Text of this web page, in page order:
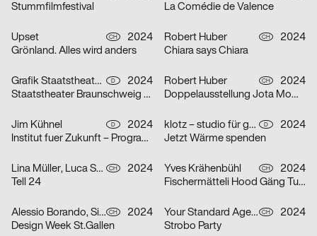
Stummfilmfestival
La Comédie de Valence
Upset CH
2024
Grönland. Alles wird anders
Robert Huber CH
2024
Chiara says Chiara
Grafik Staatstheater Braunschweig, Running Water Creative Group, Studio Max Kuwertz D
2024
Staatstheater Braunschweig „Die Hölle ist leer, alle Teufel sind hier“
Robert Huber CH
2024
Doppelausstellung Jota Mombaça & Steffani Jemison
Jim Kühnel D
2024
Institut fuer Zukunft – Programmplakate
klotz – studio für gestaltung D
2024
Jetzt Wärme spenden
Lina Müller, Luca Schenardi, Wietlisbach Sophie CH
2024
Tell 24
Yves Krähenbühl CH
2024
Fischermätteli Hood Gäng Turbo-Tour
Alessio Borando, Sino Borando CH
2024
Design Week St.Gallen
Your Standard Agency CH
2024
Strobo Party